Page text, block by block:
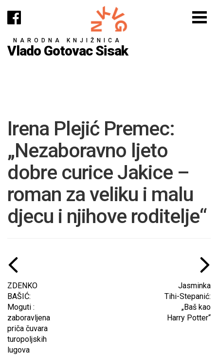
NARODNA KNJIŽNICA
Vlado Gotovac Sisak
Irena Plejić Premec:
„Nezaboravno ljeto
dobre curice Jakice –
roman za veliku i malu
djecu i njihove roditelje“
ZDENKO
BAŠIĆ:
Moguti :
zaboravljena
priča čuvara
turopoljskih
lugova
Jasminka
Tihi-Stepanić:
„Baš kao
Harry Potter“